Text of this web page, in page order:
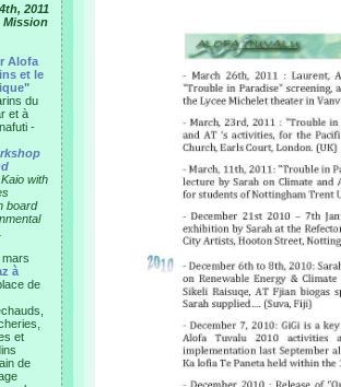
2011
Mission
Alofa
et le
du
et à
-
with
board
à
de
et
de